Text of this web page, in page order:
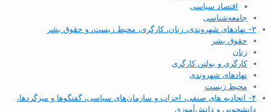
اقتصاد سیاسی
جامعه‌شناسی
۳- نهادهای شهروندی، زنان، کارگری، محیط زیست، و حقوق بشر
حقوق بشر
زنان
کارگری و بولتن کارگری
نهادهای شهروندی
محیط زیست
۴- اتحادیه های صنفی، احزاب و سازمان‌های سیاسی، گفتگوها و میزگردها،
دانشجویی و دانش‌آموزی